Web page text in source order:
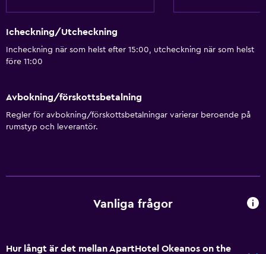
Icheckning/Utcheckning
Incheckning när som helst efter 15:00, utcheckning när som helst
före 11:00
Avbokning/förskottsbetalning
Regler för avbokning/förskottsbetalningar varierar beroende på
rumstyp och leverantör.
Vanliga frågor
Hur långt är det mellan ApartHotel Okeanos on the